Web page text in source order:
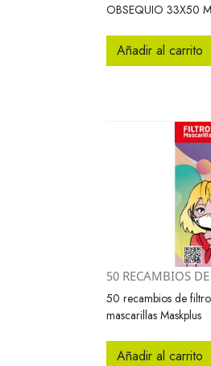
OBSEQUIO 33X50
Añadir al carrito
50 RECAMBIOS
50 recambios de
mascarillas Maskplus
Añadir al carrito